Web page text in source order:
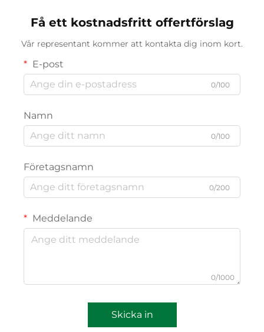
Få ett kostnadsfritt offertförslag
Vår representant kommer att kontakta dig inom kort.
E-post
0/100
Namn
0/100
Företagsnamn
0/200
Meddelande
0/1000
Skicka in